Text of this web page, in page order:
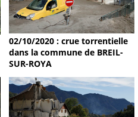
02/10/2020 : crue torrentielle
dans la commune de BREIL-
SUR-ROYA